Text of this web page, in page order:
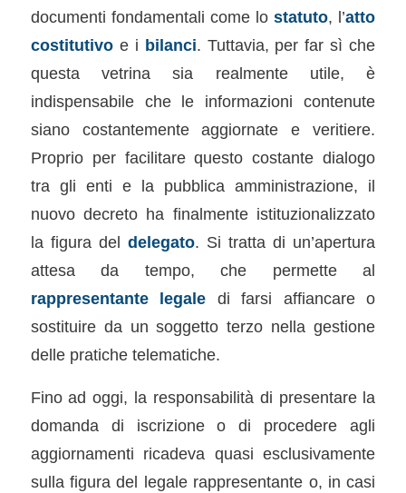
documenti fondamentali come lostatuto, l’atto
costitutivoe i bilanci. Tuttavia, per far sì che
questa vetrina sia realmente utile, è
indispensabile che le informazioni contenute
siano costantemente aggiornate e veritiere.
Proprio per facilitare questo costante dialogo
tra gli enti e la pubblica amministrazione, il
nuovo decreto ha finalmente istituzionalizzato
la figura del delegato. Si tratta di un’apertura
attesa da tempo, che permette al
rappresentante legale di farsi affiancare o
sostituire da un soggetto terzo nella gestione
delle pratiche telematiche.
Fino ad oggi, la responsabilità di presentare la
domanda di iscrizione o di procedere agli
aggiornamenti ricadeva quasi esclusivamente
sulla figura del legale rappresentante o, in casi